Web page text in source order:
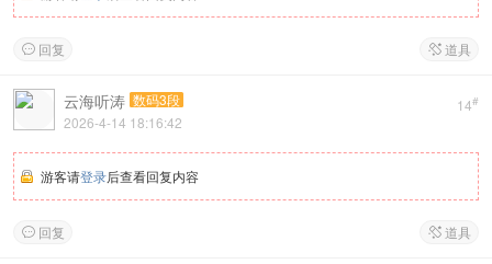
 回复  道具
14#
云海听涛 数码3段
2026-4-14 18:16:42
游客请登录后查看回复内容
 回复  道具